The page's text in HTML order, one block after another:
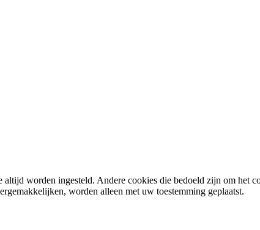
worden ingesteld. Andere cookies die bedoeld zijn om het
worden alleen met uw toestemming geplaatst.